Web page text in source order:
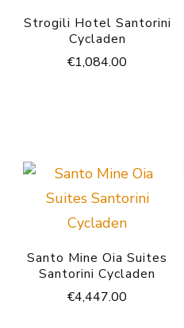
Strogili Hotel Santorini
Cycladen
€1,084.00
Santo Mine Oia Suites
Santorini Cycladen
€4,447.00